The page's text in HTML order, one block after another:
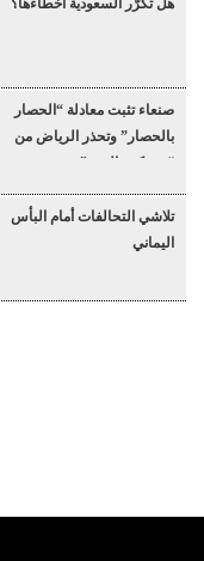
هل تكرّر السعودية أخطاءها؟
صنعاء تثبت معادلة “الحصار
بالحصار” وتحذر الرياض من
“عسكرة البحر”
تلاشي التحالفات أمام البأس
اليماني